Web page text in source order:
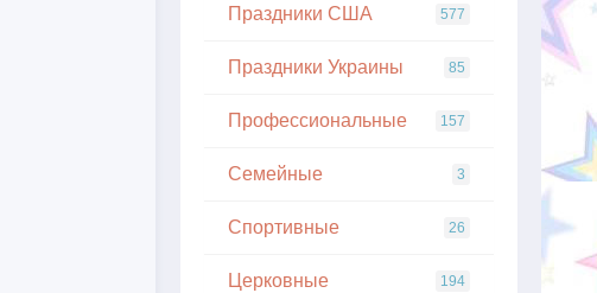
Праздники США 577
Праздники Украины 85
Профессиональные 157
Семейные 3
Спортивные 26
Церковные 194